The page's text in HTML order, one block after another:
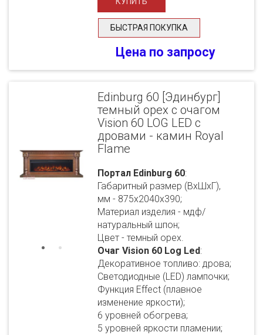
БЫСТРАЯ ПОКУПКА
Цена по запросу
Edinburg 60 [Эдинбург]
темный орех с очагом
Vision 60 LOG LED с
дровами - камин Royal
Flame
Портал Edinburg 60:
Габаритный размер (ВхШхГ),
мм - 875х2040х390;
Материал изделия - мдф/
натуральный шпон;
Цвет - темный орех.
Очаг Vision 60 Log Led:
Декоративное топливо: дрова;
Светодиодные (LED) лампочки;
Функция Effect (плавное
изменение яркости);
6 уровней обогрева;
5 уровней яркости пламении;